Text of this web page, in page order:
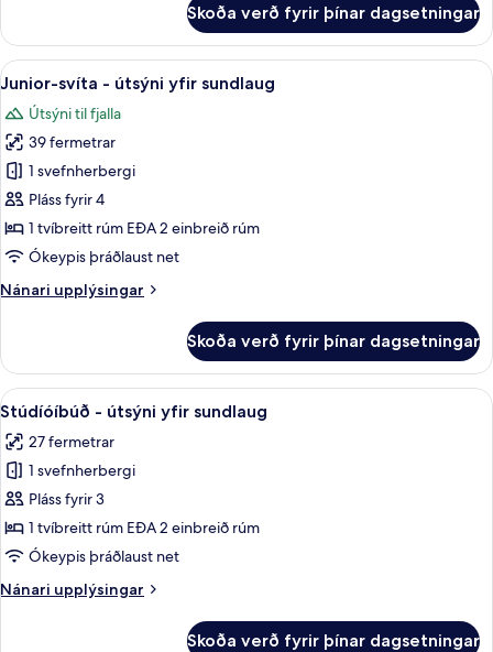
yfir
sundlaug
fyrir
tvo
-
yfir
sundlaug
Skoða verð fyrir þínar dagsetningar
Skoða
allar
myndir
fyrir
Junior-
svíta
-
útsýni
sundlaug
Junior-svíta - útsýni yfir sundlaug |
6
Junior-svíta - útsýni yfir sundlaug
Útsýni til fjalla
39 fermetrar
1 svefnherbergi
Pláss fyrir 4
1 tvíbreitt rúm EÐA 2 einbreið rúm
Ókeypis þráðlaust net
Nánari upplýsingar
Nánari
svíta
útsýni
sundlaug
Skoða verð fyrir þínar dagsetningar
Skoða
allar
myndir
fyrir
Stúdíóíbúð
-
útsýni
sundlaug
Stúdíóíbúð - útsýni yfir sundlaug |
6
Stúdíóíbúð - útsýni yfir sundlaug
27 fermetrar
1 svefnherbergi
Pláss fyrir 3
1 tvíbreitt rúm EÐA 2 einbreið rúm
Ókeypis þráðlaust net
Nánari upplýsingar
Nánari
Skoða verð fyrir þínar dagsetningar